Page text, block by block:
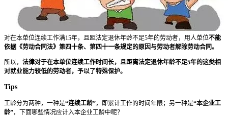
对在本单位连续工作满15年，且距法定退休年龄不足5年的劳动者，用人单位不能
依据《劳动合同法》第四十条、第四十一条规定的原因与劳动者解除劳动合同。
所以， 法律对于在本单位连续工作时间长，且距离法定退休年龄不足5年的这类相
对就业能力较低的劳动者，予以了特殊保护。
Tips
工龄分为两种，一种是“连续工龄”，即累计工作的时间年限；另一种是“本企业工
龄”，下面哪些情况应计入本企业工龄中呢？